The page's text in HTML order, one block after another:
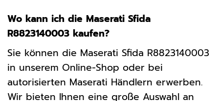
Wo kann ich die Maserati Sfida
R8823140003 kaufen?
Sie können die Maserati Sfida R8823140003
in unserem Online-Shop oder bei
autorisierten Maserati Händlern erwerben.
Wir bieten Ihnen eine große Auswahl an